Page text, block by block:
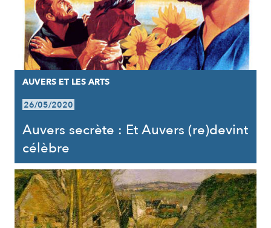
AUVERS ET LES ARTS
26/05/2020
Auvers secrète : Et Auvers (re)devint
célèbre